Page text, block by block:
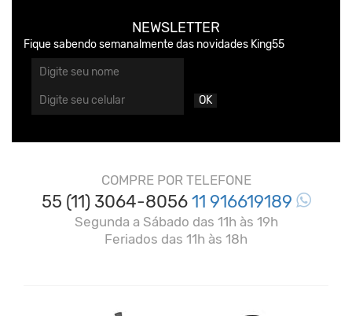
NEWSLETTER
Fique sabendo semanalmente das novidades King55
OK
COMPRE POR TELEFONE
55 (11) 3064-805611 916619189
Segunda a Sábado das 11h às 19h
Feriados das 11h às 18h